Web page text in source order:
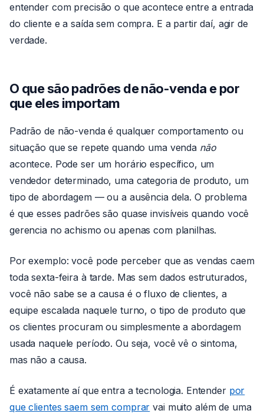
entender com precisão o que acontece entre a entrada
do cliente e a saída sem compra. E a partir daí, agir de
verdade.
O que são padrões de não-venda e por
que eles importam
Padrão de não-venda é qualquer comportamento ou
situação que se repete quando uma venda não
acontece. Pode ser um horário específico, um
vendedor determinado, uma categoria de produto, um
tipo de abordagem — ou a ausência dela. O problema
é que esses padrões são quase invisíveis quando você
gerencia no achismo ou apenas com planilhas.
Por exemplo: você pode perceber que as vendas caem
toda sexta-feira à tarde. Mas sem dados estruturados,
você não sabe se a causa é o fluxo de clientes, a
equipe escalada naquele turno, o tipo de produto que
os clientes procuram ou simplesmente a abordagem
usada naquele período. Ou seja, você vê o sintoma,
mas não a causa.
É exatamente aí que entra a tecnologia. Entender por
que clientes saem sem comprar vai muito além de uma